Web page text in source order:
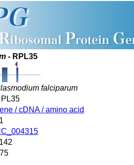
- RPL35
falciparum
/ cDNA / amino acid